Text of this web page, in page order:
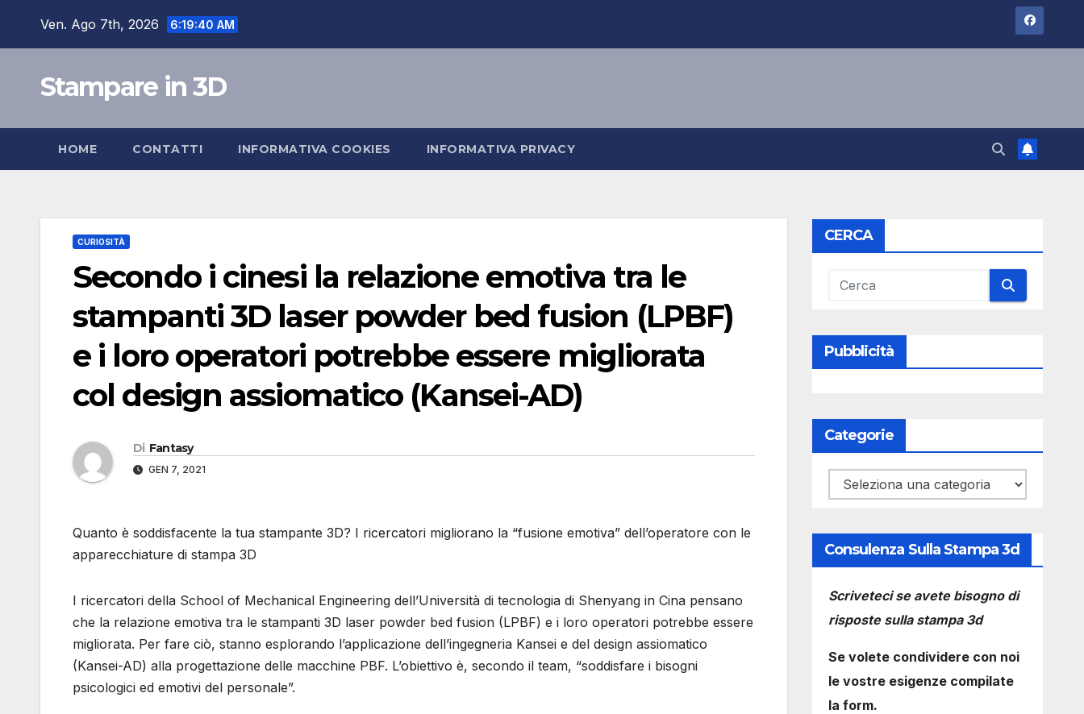
Ven. Ago 7th, 2026 6:19:41 AM
Stampare in 3D
HOME CONTATTI INFORMATIVA COOKIES INFORMATIVA PRIVACY
CURIOSITÀ
Secondo i cinesi la relazione emotiva tra le
stampanti 3D laser powder bed fusion (LPBF)
e i loro operatori potrebbe essere migliorata
col design assiomatico (Kansei-AD)
Di Fantasy
GEN 7, 2021
Quanto è soddisfacente la tua stampante 3D? I ricercatori migliorano la “fusione emotiva” dell’operatore con le
apparecchiature di stampa 3D
I ricercatori della School of Mechanical Engineering dell’Università di tecnologia di Shenyang in Cina pensano
che la relazione emotiva tra le stampanti 3D laser powder bed fusion (LPBF) e i loro operatori potrebbe essere
migliorata. Per fare ciò, stanno esplorando l’applicazione dell’ingegneria Kansei e del design assiomatico
(Kansei-AD) alla progettazione delle macchine PBF. L’obiettivo è, secondo il team, “soddisfare i bisogni
psicologici ed emotivi del personale”.
CERCA
Pubblicità
Categorie
Categorie
Consulenza Sulla Stampa 3d
Scriveteci se avete bisogno di
risposte sulla stampa 3d
Se volete condividere con noi
le vostre esigenze compilate
la form.